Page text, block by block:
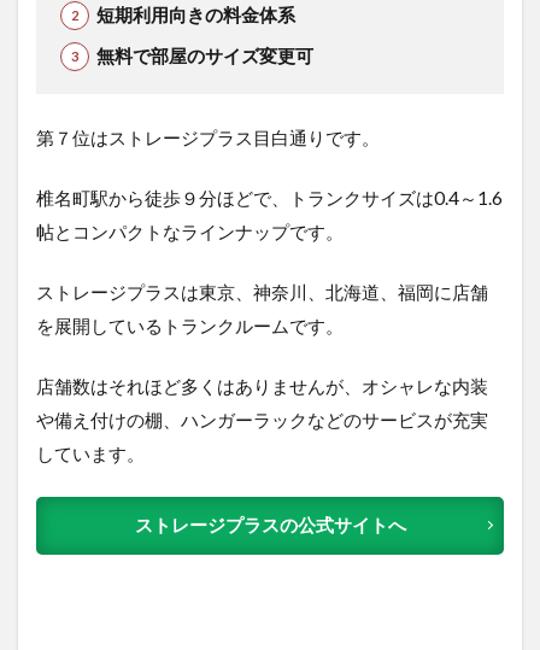
短期利用向きの料金体系
無料で部屋のサイズ変更可
第７位はストレージプラス目白通りです。
椎名町駅から徒歩９分ほどで、トランクサイズは0.4～1.6
帖とコンパクトなラインナップです。
ストレージプラスは東京、神奈川、北海道、福岡に店舗
を展開しているトランクルームです。
店舗数はそれほど多くはありませんが、オシャレな内装
や備え付けの棚、ハンガーラックなどのサービスが充実
しています。
ストレージプラスの公式サイトへ